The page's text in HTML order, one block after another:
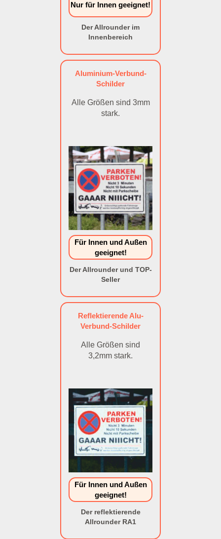
Nur für Innen geeignet!
Der Allrounder im
Innenbereich
Aluminium-Verbund-
Schilder
Alle Größen sind 3mm
stark.
Für Innen und Außen
geeignet!
Der Allrounder und TOP-
Seller
Reflektierende Alu-
Verbund-Schilder
Alle Größen sind
3,2mm stark.
Für Innen und Außen
geeignet!
Der reflektierende
Allrounder RA1